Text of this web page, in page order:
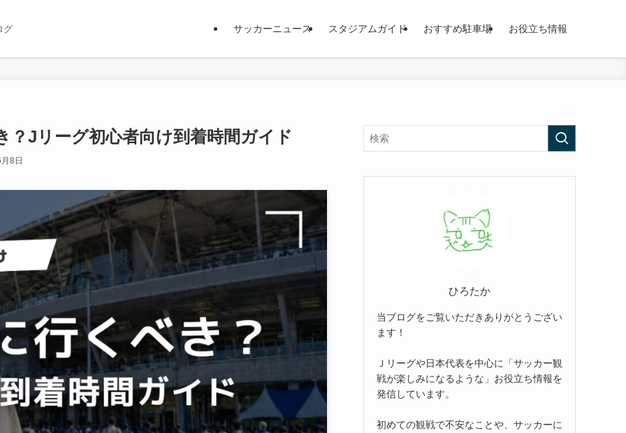
グ サッカーニュース スタジアムガイド おすすめ駐車場 お役立ち情報
Jリーグ初心者向け到着時間ガイド
8日
ひろたか
当ブログをご覧いただきありがとうござい
ます！
Ｊリーグや日本代表を中心に「サッカー観
戦が楽しみになるような」お役立ち情報を
発信しています。
初めての観戦で不安なことや、サッカーに